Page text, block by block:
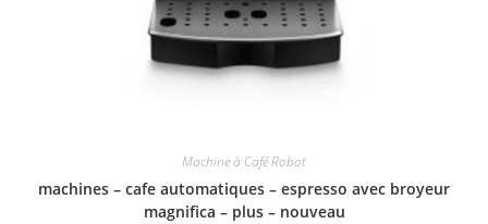
Machine à Café Robot
machines – cafe automatiques – espresso avec broyeur
magnifica – plus – nouveau